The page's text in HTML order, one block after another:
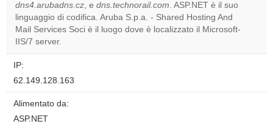
Do you
own this
website?
OK
dns4.arubadns.cz, e dns.technorail.com. ASP.NET è il suo
linguaggio di codifica. Aruba S.p.a. - Shared Hosting And
Mail Services Soci è il luogo dove è localizzato il Microsoft-
IIS/7 server.
IP:
62.149.128.163
Alimentato da:
ASP.NET